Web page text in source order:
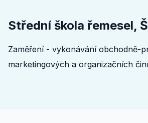
Střední škola řemesel,
Zaměření - vykonávání obchodně-
marketingových a organizačních